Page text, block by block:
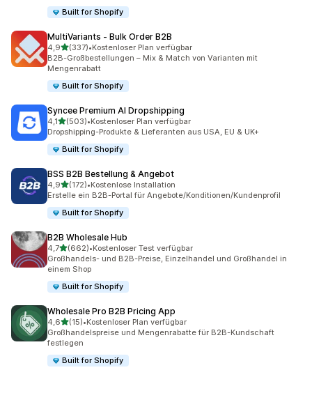
Built for Shopify
MultiVariants ‑ Bulk Order B2B
4,9von 5 Sternen
(337)
337 Rezensionen insgesamt
•Kostenloser Plan verfügbar
B2B-Großbestellungen – Mix & Match von Varianten mit
Mengenrabatt
Built for Shopify
Syncee Premium AI Dropshipping
4,1von 5 Sternen
(503)
503 Rezensionen insgesamt
•Kostenloser Plan verfügbar
Dropshipping-Produkte & Lieferanten aus USA, EU & UK+
Built for Shopify
BSS B2B Bestellung & Angebot
4,9von 5 Sternen
(172)
172 Rezensionen insgesamt
•Kostenlose Installation
Erstelle ein B2B-Portal für Angebote/Konditionen/Kundenprofil
Built for Shopify
B2B Wholesale Hub
4,7von 5 Sternen
(662)
662 Rezensionen insgesamt
•Kostenloser Test verfügbar
Großhandels- und B2B-Preise, Einzelhandel und Großhandel in
einem Shop
Built for Shopify
Wholesale Pro B2B Pricing App
4,6von 5 Sternen
(15)
15 Rezensionen insgesamt
•Kostenloser Plan verfügbar
Großhandelspreise und Mengenrabatte für B2B-Kundschaft
festlegen
Built for Shopify